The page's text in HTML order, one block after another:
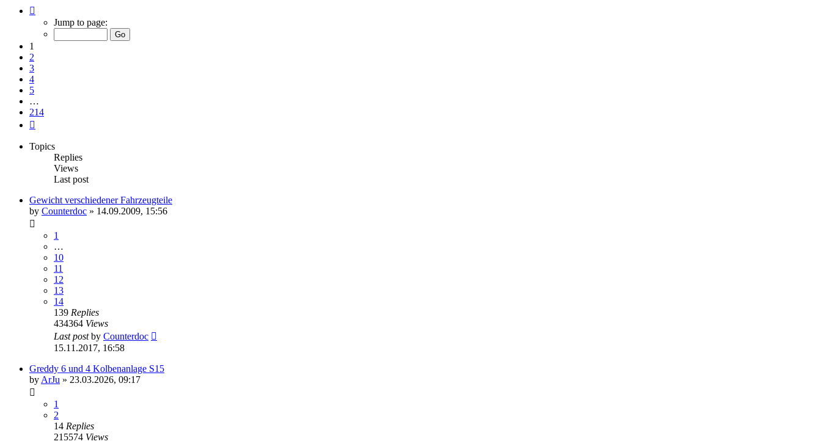
Jump to page:
1
2
3
4
5
…
214
Topics
Replies
Views
Last post
Gewicht verschiedener Fahrzeugteile
by Counterdoc » 14.09.2009, 15:56
1
…
10
11
12
13
14
139 Replies
434364 Views
Last postby Counterdoc
15.11.2017, 16:58
Greddy 6 und 4 Kolbenanlage S15
by ArJu » 23.03.2026, 09:17
1
2
14 Replies
215574 Views